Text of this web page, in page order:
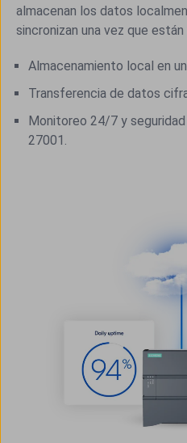
almacenan los datos
sincronizan una vez que están
Almacenamiento local en
Transferencia de datos
Monitoreo 24/7 y
27001.